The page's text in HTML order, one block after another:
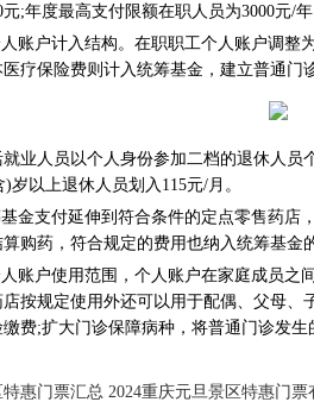
;年度最高支付限额在职人员为3000元/年
账户计入结构。在职职工个人账户调
疗保险费则计入统筹基金，建立普通门
业人员以个人身份参加二档的退休人
岁以上退休人员划入115元/月。
金支付延伸到符合条件的定点零售药
购药，符合规定的费用也纳入统筹基金
账户使用范围，个人账户在家庭成员
按规定使用外还可以用于配偶、父母
费;扩大门诊保障病种，将普通门诊发
惠门票汇总 2024重庆元旦景区特惠门票